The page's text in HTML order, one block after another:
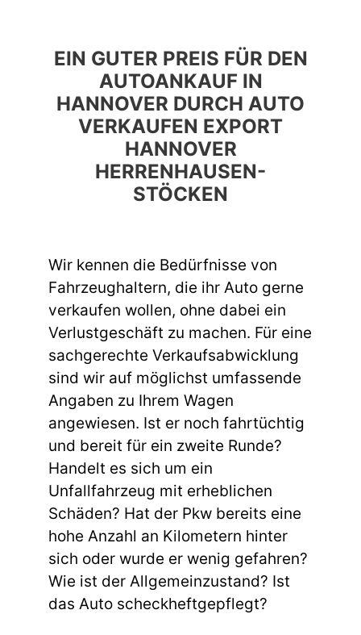
EIN GUTER PREIS FÜR DEN
AUTOANKAUF IN
HANNOVER DURCH AUTO
VERKAUFEN EXPORT
HANNOVER
HERRENHAUSEN-
STÖCKEN
Wir kennen die Bedürfnisse von
Fahrzeughaltern, die ihr Auto gerne
verkaufen wollen, ohne dabei ein
Verlustgeschäft zu machen. Für eine
sachgerechte Verkaufsabwicklung
sind wir auf möglichst umfassende
Angaben zu Ihrem Wagen
angewiesen. Ist er noch fahrtüchtig
und bereit für ein zweite Runde?
Handelt es sich um ein
Unfallfahrzeug mit erheblichen
Schäden? Hat der Pkw bereits eine
hohe Anzahl an Kilometern hinter
sich oder wurde er wenig gefahren?
Wie ist der Allgemeinzustand? Ist
das Auto scheckheftgepflegt?